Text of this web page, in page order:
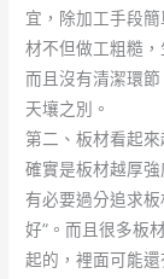
宜，除加工手段
材不但做工粗糙
而且沒有清潔環
天壤之別。
第二、板材看起
確實是板材越厚
有必要過分追求
好”。而且很多板
起的，裡面可能